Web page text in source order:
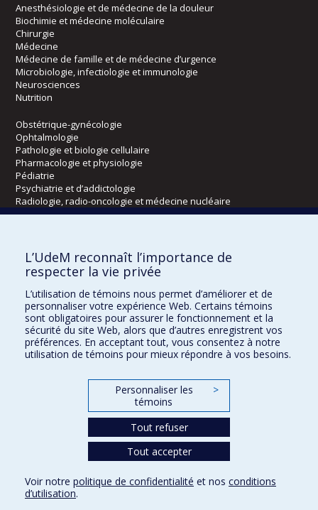
Anesthésiologie et de médecine de la douleur
Biochimie et médecine moléculaire
Chirurgie
Médecine
Médecine de famille et de médecine d’urgence
Microbiologie, infectiologie et immunologie
Neurosciences
Nutrition
Obstétrique-gynécologie
Ophtalmologie
Pathologie et biologie cellulaire
Pharmacologie et physiologie
Pédiatrie
Psychiatrie et d’addictologie
Radiologie, radio-oncologie et médecine nucléaire
Écoles
Kinésiologie et des sciences de l’activité physique
Orthophonie et audiologie
Réadaptation
Directions
DPC
CPASS
L’UdeM reconnaît l’importance de
respecter la vie privée
L’utilisation de témoins nous permet d’améliorer et de
personnaliser votre expérience Web. Certains témoins
sont obligatoires pour assurer le fonctionnement et la
sécurité du site Web, alors que d’autres enregistrent vos
préférences. En acceptant tout, vous consentez à notre
utilisation de témoins pour mieux répondre à vos besoins.
Personnaliser les
témoins
>
Tout refuser
Tout accepter
Voir notre politique de confidentialité et nos conditions
d’utilisation.